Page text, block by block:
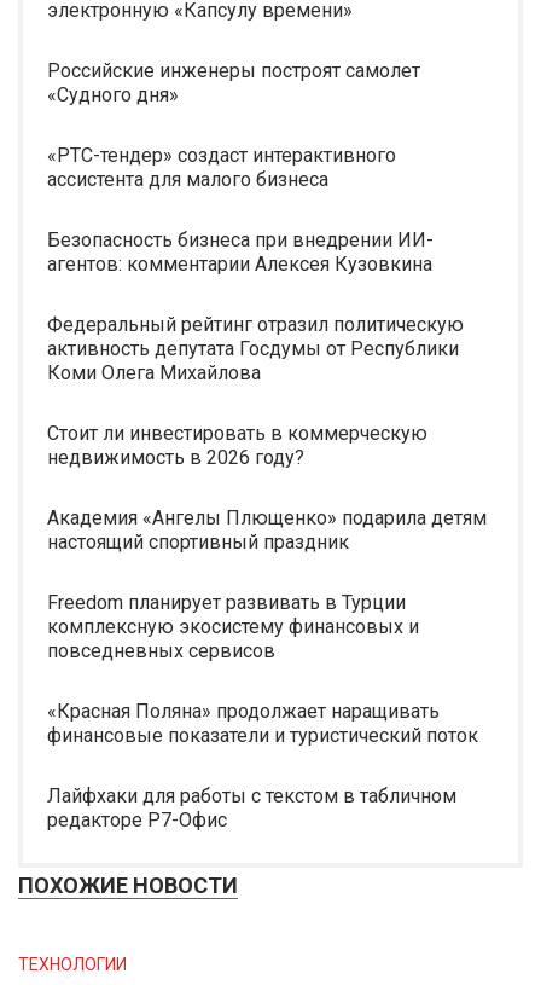
электронную «Капсулу времени»
Российские инженеры построят самолет
«Судного дня»
«РТС-тендер» создаст интерактивного
ассистента для малого бизнеса
Безопасность бизнеса при внедрении ИИ-
агентов: комментарии Алексея Кузовкина
Федеральный рейтинг отразил политическую
активность депутата Госдумы от Республики
Коми Олега Михайлова
Стоит ли инвестировать в коммерческую
недвижимость в 2026 году?
Академия «Ангелы Плющенко» подарила детям
настоящий спортивный праздник
Freedom планирует развивать в Турции
комплексную экосистему финансовых и
повседневных сервисов
«Красная Поляна» продолжает наращивать
финансовые показатели и туристический поток
Лайфхаки для работы с текстом в табличном
редакторе Р7-Офис
ПОХОЖИЕ НОВОСТИ
ТЕХНОЛОГИИ